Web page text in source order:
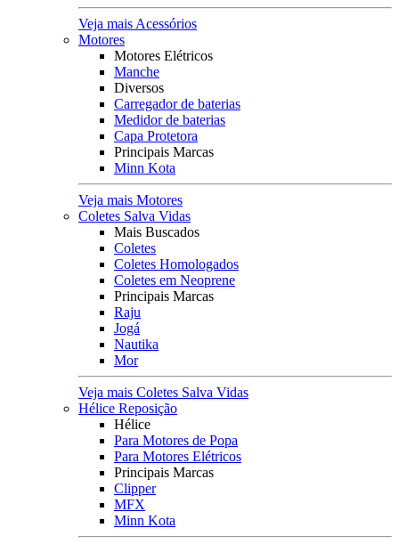
Veja mais Acessórios
Motores
Motores Elétricos
Manche
Diversos
Carregador de baterias
Medidor de baterias
Capa Protetora
Principais Marcas
Minn Kota
Veja mais Motores
Coletes Salva Vidas
Mais Buscados
Coletes
Coletes Homologados
Coletes em Neoprene
Principais Marcas
Raju
Jogá
Nautika
Mor
Veja mais Coletes Salva Vidas
Hélice Reposição
Hélice
Para Motores de Popa
Para Motores Elétricos
Principais Marcas
Clipper
MFX
Minn Kota